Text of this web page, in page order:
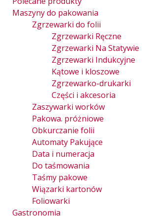
Maszyny do pakowania
Zgrzewarki do folii
Zgrzewarki Ręczne
Zgrzewarki Na Statywie
Zgrzewarki Indukcyjne
Kątowe i kloszowe
Zgrzewarko-drukarki
Części i akcesoria
Zaszywarki worków
Pakowa. próżniowe
Obkurczanie folii
Automaty Pakujące
Data i numeracja
Do taśmowania
Taśmy pakowe
Wiązarki kartonów
Foliowarki
Gastronomia